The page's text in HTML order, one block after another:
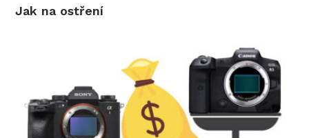
Jak na ostření